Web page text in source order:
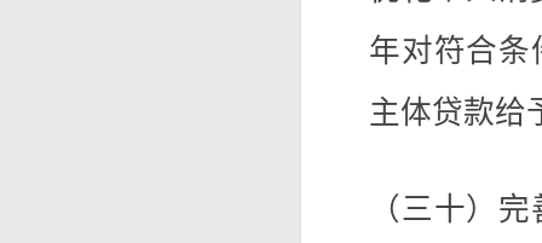
年对符合条
主体贷款给
（三十）